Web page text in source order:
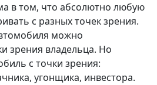
в том, что абсолютно любую
с разных точек зрения.
можно
зрения владельца. Но
с точки зрения:
угонщика, инвестора.